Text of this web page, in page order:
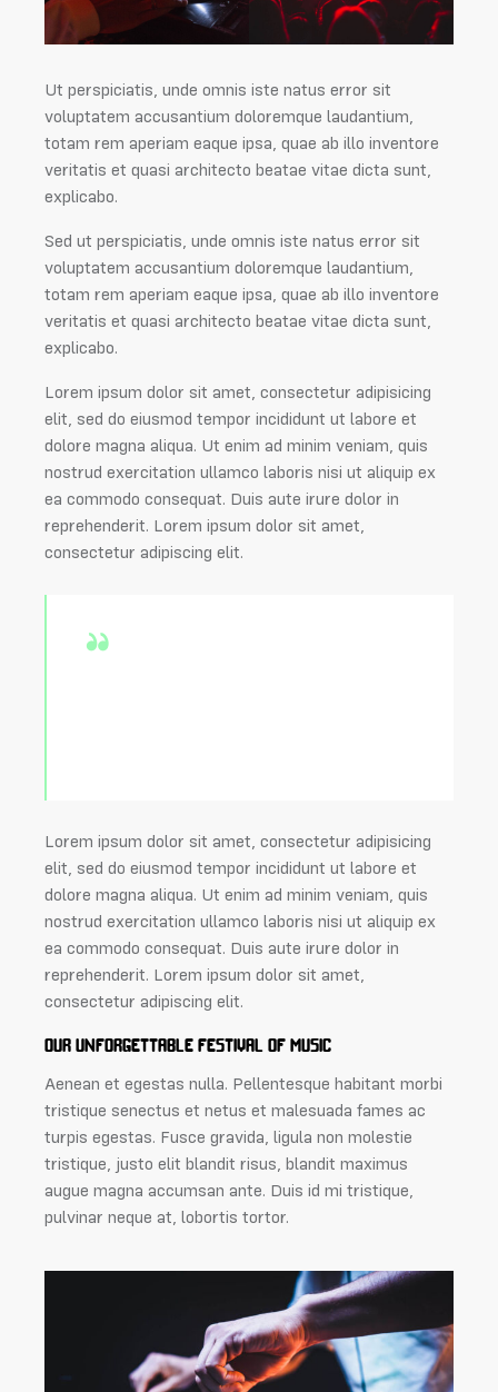
Ut perspiciatis, unde omnis iste natus error sit
voluptatem accusantium doloremque laudantium,
totam rem aperiam eaque ipsa, quae ab illo inventore
veritatis et quasi architecto beatae vitae dicta sunt,
explicabo.
Sed ut perspiciatis, unde omnis iste natus error sit
voluptatem accusantium doloremque laudantium,
totam rem aperiam eaque ipsa, quae ab illo inventore
veritatis et quasi architecto beatae vitae dicta sunt,
explicabo.
Lorem ipsum dolor sit amet, consectetur adipisicing
elit, sed do eiusmod tempor incididunt ut labore et
dolore magna aliqua. Ut enim ad minim veniam, quis
nostrud exercitation ullamco laboris nisi ut aliquip ex
ea commodo consequat. Duis aute irure dolor in
reprehenderit. Lorem ipsum dolor sit amet,
consectetur adipiscing elit.
Lorem ipsum dolor sit amet, consectetur adipisicing
elit, sed do eiusmod tempor incididunt ut labore et
dolore magna aliqua. Ut enim ad minim veniam, quis
nostrud exercitation ullamco laboris nisi ut aliquip ex
ea commodo consequat. Duis aute irure dolor in
reprehenderit. Lorem ipsum dolor sit amet,
consectetur adipiscing elit.
OUR UNFORGETTABLE FESTIVAL OF MUSIC
Aenean et egestas nulla. Pellentesque habitant morbi
tristique senectus et netus et malesuada fames ac
turpis egestas. Fusce gravida, ligula non molestie
tristique, justo elit blandit risus, blandit maximus
augue magna accumsan ante. Duis id mi tristique,
pulvinar neque at, lobortis tortor.